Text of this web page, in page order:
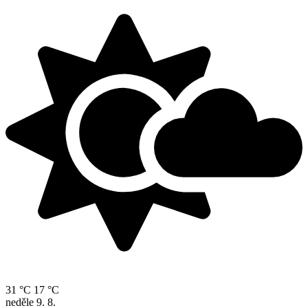
31 °C 17 °C
neděle 9. 8.